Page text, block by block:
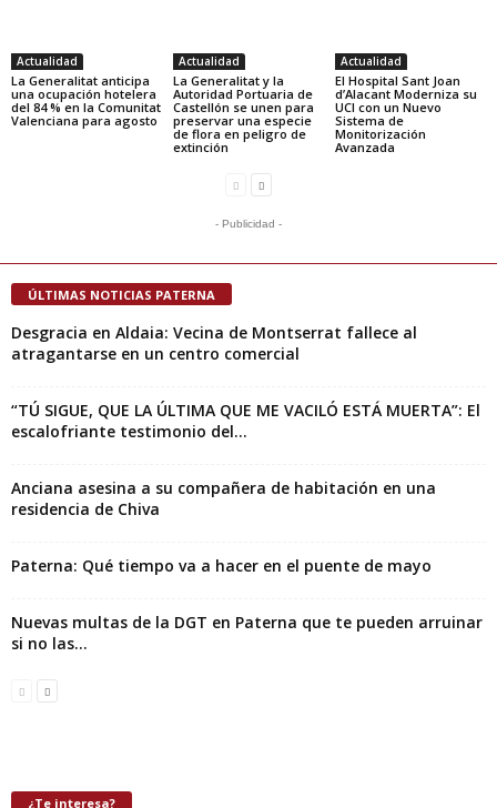
Actualidad
La Generalitat anticipa
una ocupación hotelera
del 84 % en la Comunitat
Valenciana para agosto
Actualidad
La Generalitat y la
Autoridad Portuaria de
Castellón se unen para
preservar una especie
de flora en peligro de
extinción
Actualidad
El Hospital Sant Joan
d’Alacant Moderniza su
UCI con un Nuevo
Sistema de
Monitorización
Avanzada
- Publicidad -
ÚLTIMAS NOTICIAS PATERNA
Desgracia en Aldaia: Vecina de Montserrat fallece al
atragantarse en un centro comercial
“TÚ SIGUE, QUE LA ÚLTIMA QUE ME VACILÓ ESTÁ MUERTA”: El
escalofriante testimonio del...
Anciana asesina a su compañera de habitación en una
residencia de Chiva
Paterna: Qué tiempo va a hacer en el puente de mayo
Nuevas multas de la DGT en Paterna que te pueden arruinar
si no las...
¿Te interesa?